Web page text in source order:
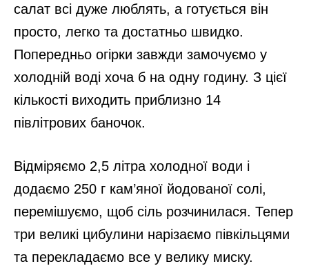
салат всі дуже люблять, а готується він
просто, легко та достатньо швидко.
Попередньо огірки завжди замочуємо у
холодній воді хоча б на одну годину. З цієї
кількості виходить приблизно 14
півлітрових баночок.
Відміряємо 2,5 літра холодної води і
додаємо 250 г кам’яної йодованої солі,
перемішуємо, щоб сіль розчинилася. Тепер
три великі цибулини нарізаємо півкільцями
та перекладаємо все у велику миску.